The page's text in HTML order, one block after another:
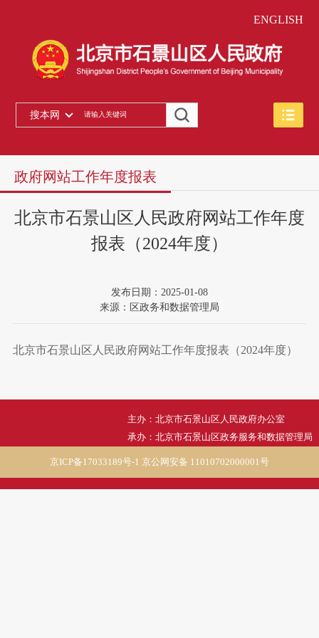
ENGLISH
搜本网
政府网站工作年度报表
北京市石景山区人民政府网站工作年度
报表（2024年度）
发布日期：2025-01-08
来源：区政务和数据管理局
北京市石景山区人民政府网站工作年度报表（2024年度）
主办：北京市石景山区人民政府办公室
承办：北京市石景山区政务服务和数据管理局
京ICP备17033189号-1 京公网安备 11010702000001号